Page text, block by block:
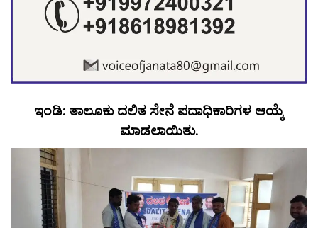
ಇಂಡಿ: ತಾಲೂಕು ದಲಿತ ಸೇನೆ ಪದಾಧಿಕಾರಿಗಳ ಆಯ್ಕೆ
ಮಾಡಲಾಯಿತು.